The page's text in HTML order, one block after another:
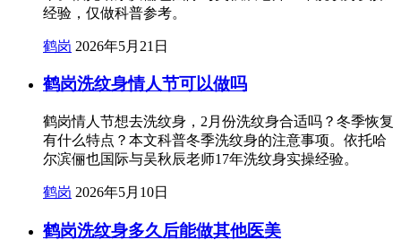
经验，仅做科普参考。
鹤岗 2026年5月21日
鹤岗洗纹身情人节可以做吗
鹤岗情人节想去洗纹身，2月份洗纹身合适吗？冬季恢复
有什么特点？本文科普冬季洗纹身的注意事项。依托哈
尔滨俪也国际与吴秋辰老师17年洗纹身实操经验。
鹤岗 2026年5月10日
鹤岗洗纹身多久后能做其他医美